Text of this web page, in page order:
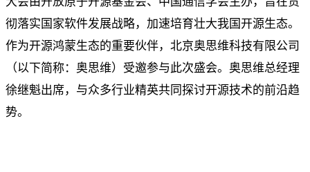
彻落实国家软件发展战略，加速培育壮大我国开源生态。
作为开源鸿蒙生态的重要伙伴，北京奥思维科技有限公司
（以下简称：奥思维）受邀参与此次盛会。奥思维总经理
徐继魁出席，与众多行业精英共同探讨开源技术的前沿趋
势。